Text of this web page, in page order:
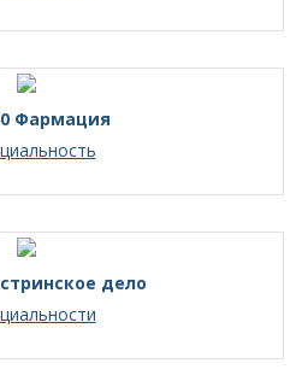
Фармация
дело